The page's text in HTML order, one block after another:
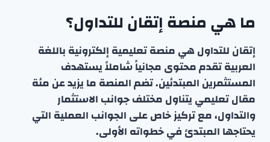
ما هي منصة إتقان للتداول؟
إتقان للتداول هي منصة تعليمية إلكترونية باللغة
العربية تقدم محتوى مجانياً شاملاً يستهدف
المستثمرين المبتدئين. تضم المنصة ما يزيد عن مئة
مقال تعليمي يتناول مختلف جوانب الاستثمار
والتداول، مع تركيز خاص على الجوانب العملية التي
يحتاجها المبتدئ في خطواته الأولى.